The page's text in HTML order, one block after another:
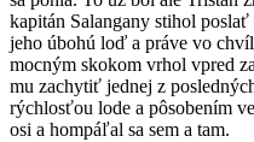
kapitán Salangany stihol
jeho úbohú loď a práve vo
mocným skokom vrhol vpred
mu zachytiť jednej z
rýchlosťou lode a pôsobením
osi a hompáľal sa sem a tam.